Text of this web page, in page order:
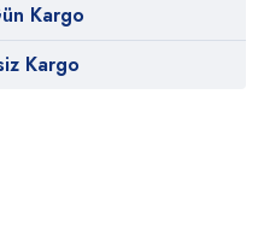
Kargo
Kargo